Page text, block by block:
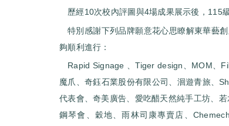
歷經10次校內評圖與4場成果展示後，115
特別感謝下列品牌願意花心思瞭解東華藝
夠順利進行：
Rapid Signage 、Tiger design、MOM、
魔爪、奇鈺石業股份有限公司、洄遊青旅、
代表會、奇美廣告、愛吃醋天然純手工坊、
鋼琴會、穀地、雨林司康專賣店、